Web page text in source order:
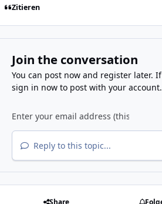
Zitieren
Join the conversation
You can post now and register later.
sign in nowto post with your account.
Reply to this topic...